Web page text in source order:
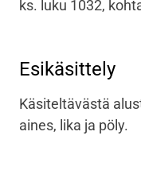
ks. luku 1032,
Esikäsittely
Käsiteltävästä
aines, lika ja pöly.